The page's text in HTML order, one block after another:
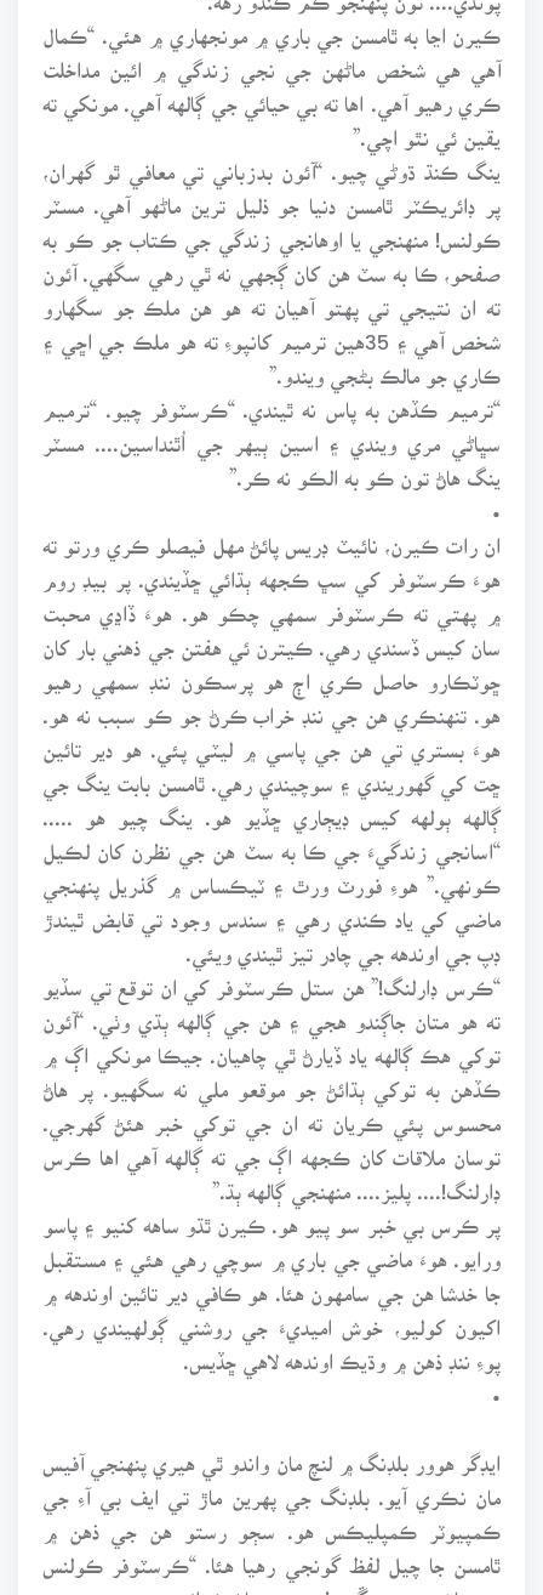
ڪيرن اڃا به ٿامسن جي باري ۾ مونجهاري ۾ هئي. “ڪمال
آهي هي شخص ماڻهن جي نجي زندگي ۾ ائين مداخلت
ڪري رهيو آهي. اها ته بي حيائي جي ڳالهه آهي. مونکي ته
يقين ئي نٿو اچي.”
ينگ ڪنڌ ڌوڻي چيو. “آئون بدزباني تي معافي ٿو گهران،
پر ڊائريڪٽر ٿامسن دنيا جو ذليل ترين ماڻهو آهي. مسٽر
ڪولنس! منهنجي يا اوهانجي زندگي جي ڪتاب جو ڪو به
صفحو، ڪا به سٽ هن کان ڳجهي نه ٿي رهي سگهي. آئون
ته ان نتيجي تي پهتو آهيان ته هو هن ملڪ جو سگهارو
شخص آهي ۽ 35هين ترميم کانپوءِ ته هو ملڪ جي اڇي ۽
ڪاري جو مالڪ بڻجي ويندو.”
“ترميم ڪڏهن به پاس نه ٿيندي. “ڪرسٽوفر چيو. “ترميم
سڀاڻي مري ويندي ۽ اسين ٻيهر جي اُٿنداسين.... مسٽر
ينگ هاڻ تون ڪو به الڪو نه ڪر.”
ان رات ڪيرن، نائيٽ ڊريس پائڻ مهل فيصلو ڪري ورتو ته
هوءَ ڪرسٽوفر کي سڀ ڪجهه ٻڌائي ڇڏيندي. پر بيڊ روم
۾ پهتي ته ڪرسٽوفر سمهي چڪو هو. هوءَ ڏاڍي محبت
سان کيس ڏسندي رهي. ڪيترن ئي هفتن جي ذهني بار کان
ڇوٽڪارو حاصل ڪري اڄ هو پرسڪون ننڊ سمهي رهيو
هو. تنهنڪري هن جي ننڊ خراب ڪرڻ جو ڪو سبب نه هو.
هوءَ بستري تي هن جي پاسي ۾ ليٽي پئي. هو دير تائين
ڇت کي گهوريندي ۽ سوچيندي رهي. ٿامسن بابت ينگ جي
ڳالهه ٻولهه کيس ڊيڄاري ڇڏيو هو. ينگ چيو هو .....
“اسانجي زندگيءَ جي ڪا به سٽ هن جي نظرن کان لڪيل
ڪونهي.” هوءِ فورٽ ورٿ ۽ ٽيڪساس ۾ گذريل پنهنجي
ماضي کي ياد ڪندي رهي ۽ سندس وجود تي قابض ٿيندڙ
ڊپ جي اوندهه جي چادر تيز ٿيندي ويئي.
“ڪرس ڊارلنگ!” هن ستل ڪرسٽوفر کي ان توقع تي سڏيو
ته هو متان جاڳندو هجي ۽ هن جي ڳالهه ٻڌي وٺي. “آئون
توکي هڪ ڳالهه ياد ڏيارڻ ٿي چاهيان. جيڪا مونکي اڳ ۾
ڪڏهن به توکي ٻڌائڻ جو موقعو ملي نه سگهيو. پر هاڻ
محسوس پئي ڪريان ته ان جي توکي خبر هئڻ گهرجي.
توسان ملاقات کان ڪجهه اڳ جي ته ڳالهه آهي اها ڪرس
ڊارلنگ!.... پليز.... منهنجي ڳالهه ٻڌ.”
پر ڪرس بي خبر سو پيو هو. ڪيرن ٿڌو ساهه کنيو ۽ پاسو
ورايو. هوءَ ماضي جي باري ۾ سوچي رهي هئي ۽ مستقبل
جا خدشا هن جي سامهون هئا. هو ڪافي دير تائين اوندهه ۾
اکيون کوليو، خوش اميديءَ جي روشني ڳولهيندي رهي.
پوءِ ننڊ ذهن ۾ وڌيڪ اوندهه لاهي ڇڏيس.
ايڊگر هوور بلڊنگ ۾ لنچ مان واندو ٿي هيري پنهنجي آفيس
مان نڪري آيو. بلڊنگ جي پهرين ماڙ تي ايف بي آءِ جي
ڪمپيوٽر ڪمپليڪس هو. سڄو رستو هن جي ذهن ۾
ٿامسن جا چيل لفظ گونجي رهيا هئا. “ڪرسٽوفر ڪولنس
جي ماضي جي چڱي طرح ڇنڊ ڇاڻ ڪرائي، هن جو جنهن به